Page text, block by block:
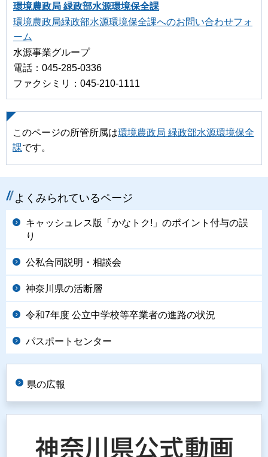
環境農政局 緑政部水源環境保全課
環境農政局緑政部水源環境保全課へのお問い合わせフォ
ーム
水源事業グループ
電話：045-285-0336
ファクシミリ：045-210-1111
このページの所管所属は環境農政局 緑政部水源環境保全
課です。
よくみられているページ
キャッシュレス版「かなトク!」のポイント付与の誤
り
公私合同説明・相談会
神奈川県の活断層
令和7年度 公立中学校等卒業者の進路の状況
パスポートセンター
県の広報